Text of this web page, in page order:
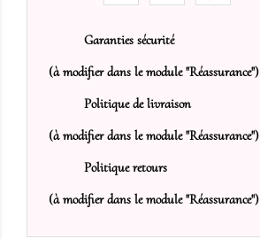
Garanties sécurité
(à modifier dans le module "Réassurance")
Politique de livraison
(à modifier dans le module "Réassurance")
Politique retours
(à modifier dans le module "Réassurance")